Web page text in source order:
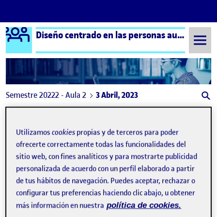
Saltar al contenido
Logo Ágora Diseño centrado en las personas aula 2
Semestre 20222 - Aula 2 3 Abril, 2023
Publicado por PROCESO, MÉTODOS Y ESPACIO PERSONAL
Publicado por
Leidy Catherine Lopez Perez
Visibilidad:
Pública- Fecha de publicación
3 Abr 20233 abril, 2023 8:17 pm
-1 comentarioen PROCESO, MÉTODOS Y
Utilizamoscookies propias y de terceros para poder
ofrecerte correctamente todas las funcionalidades del
sitio web, con fines analíticos y para mostrarte publicidad
personalizada de acuerdo con un perfil elaborado a partir
de tus hábitos de navegación. Puedes aceptar, rechazar o
configurar tus preferencias haciendo clic abajo, u obtener
más información en nuestra política de cookies.